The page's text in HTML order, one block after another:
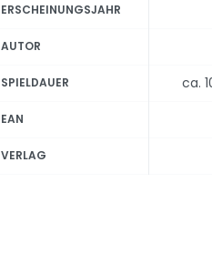
ERSCHEINUNGSJAHR
AUTOR
SPIELDAUER ca.
EAN
VERLAG